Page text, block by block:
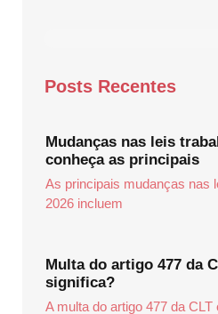
Posts Recentes
Mudanças nas leis
conheça as principais
As principais mudanças nas
2026 incluem
Multa do artigo 477 da
significa?
A multa do artigo 477 da CLT